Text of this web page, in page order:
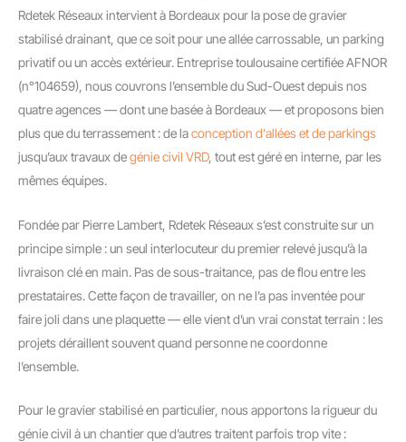
Rdetek Réseaux intervient à Bordeaux pour la pose de gravier
stabilisé drainant, que ce soit pour une allée carrossable, un parking
privatif ou un accès extérieur. Entreprise toulousaine certifiée AFNOR
(n°104659), nous couvrons l’ensemble du Sud-Ouest depuis nos
quatre agences — dont une basée à Bordeaux — et proposons bien
plus que du terrassement : de laconception d'allées et de parkings
jusqu’aux travaux degénie civil VRD, tout est géré en interne, par les
mêmes équipes.
Fondée par Pierre Lambert, Rdetek Réseaux s’est construite sur un
principe simple : un seul interlocuteur du premier relevé jusqu’à la
livraison clé en main. Pas de sous-traitance, pas de flou entre les
prestataires. Cette façon de travailler, on ne l’a pas inventée pour
faire joli dans une plaquette — elle vient d’un vrai constat terrain : les
projets déraillent souvent quand personne ne coordonne
l’ensemble.
Pour le gravier stabilisé en particulier, nous apportons la rigueur du
génie civil à un chantier que d’autres traitent parfois trop vite :